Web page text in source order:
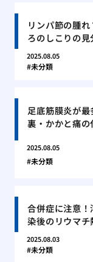
リンパ節の腫
ろのしこりの見
2025.08.05
未分類
足底筋膜炎が
裏・かかと痛の
2025.08.05
未分類
合併症に注意！
染後のリウマチ
2025.08.03
未分類